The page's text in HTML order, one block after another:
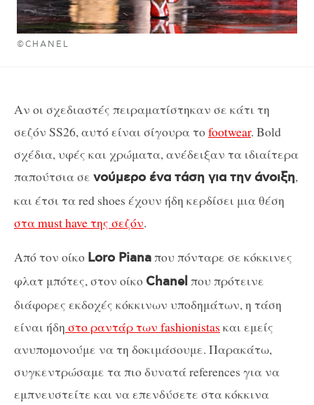
©CHANEL
Αν οι σχεδιαστές πειραματίστηκαν σε κάτι τη
σεζόν SS26, αυτό είναι σίγουρα τοfootwear. Bold
σχέδια, υφές και χρώματα, ανέδειξαν τα ιδιαίτερα
παπούτσια σε νούμερο ένα τάση για την άνοιξη,
και έτσι τα red shoes έχουν ήδη κερδίσει μια θέση
στα must have της σεζόν.
Από τον οίκο Loro Pianaπου πόνταρε σε κόκκινες
φλατ μπότες, στον οίκο Chanelπου πρότεινε
διάφορες εκδοχές κόκκινων υποδημάτων, η τάση
είναι ήδη στο ραντάρ των fashionistas και εμείς
ανυπομονούμε να τη δοκιμάσουμε. Παρακάτω,
συγκεντρώσαμε τα πιο δυνατά references για να
εμπνευστείτε και να επενδύσετε στα κόκκινα